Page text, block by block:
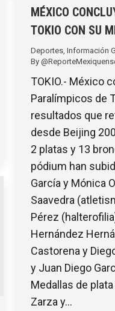
MÉXICO
TOKIO CON SU
Deportes Información
By
TOKIO.- México
Paralímpicos de
resultados que
desde Beijing
2 platas y 13
pódium han
García y Mónica
Saavedra
Pérez
Hernández
Castorena y
y Juan Diego
Medallas de
Zarza y…